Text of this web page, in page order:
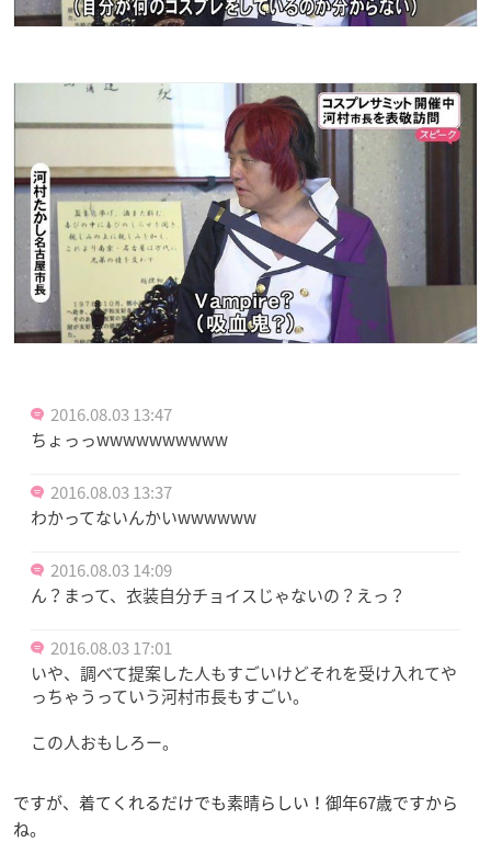
2016.08.03 13:47
ちょっっwwwwwwwwww
2016.08.03 13:37
わかってないんかいwwwwww
2016.08.03 14:09
ん？まって、衣装自分チョイスじゃないの？えっ？
2016.08.03 17:01
いや、調べて提案した人もすごいけどそれを受け入れてや
っちゃうっていう河村市長もすごい。
この人おもしろー。
ですが、着てくれるだけでも素晴らしい！御年67歳ですから
ね。